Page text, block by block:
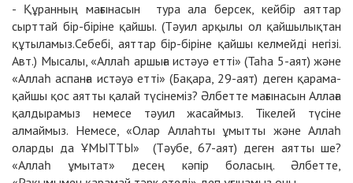
- Құранның мағынасын тура ала берсек, кейбір аяттар
сырттай бір-біріне қайшы. (Тәуил арқылы ол қайшылықтан
құтыламыз.Себебі, аяттар бір-біріне қайшы келмейді негізі.
Авт.) Мысалы, «Аллаһ аршыға истәуә етті» (Таһа 5-аят) және
«Аллаһ аспанға истәуә етті» (Бақара, 29-аят) деген қарама-
қайшы қос аятты қалай түсінеміз? Әлбетте мағынасын Аллаға
қалдырамыз немесе тәуил жасаймыз. Тікелей түсіне
алмаймыз. Немесе, «Олар Аллаһты ұмытты және Аллаһ
оларды да ҰМЫТТЫ» (Тәубе, 67-аят) деген аятты ше?
«Аллаһ ұмытат» десең кәпір боласың. Әлбетте,